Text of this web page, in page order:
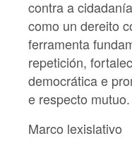
contra a
como un dereito
ferramenta
repetición,
democrática e
e respecto mutuo.
Marco lexislativo